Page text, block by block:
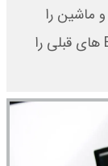
ماشین را
فراهم می‌کند و محدودیت‌های یک‌طرفه BCI های قبلی را